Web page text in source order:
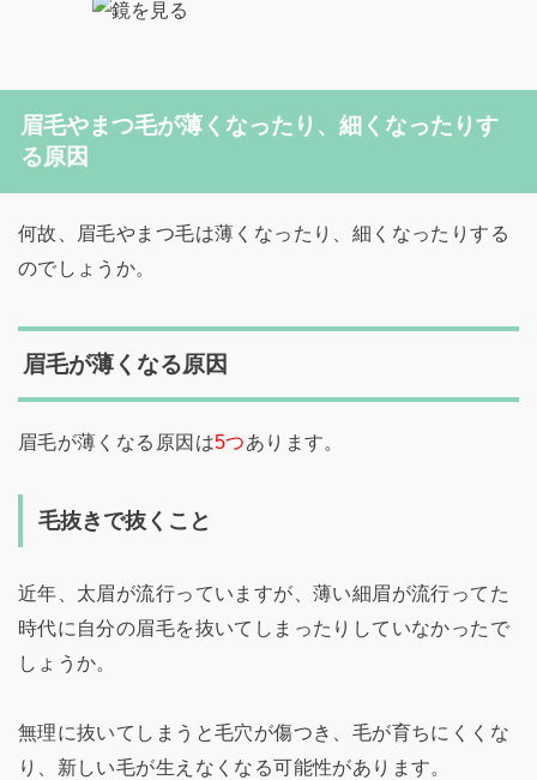
眉毛やまつ毛が薄くなったり、細くなったりす
る原因
何故、眉毛やまつ毛は薄くなったり、細くなったりする
のでしょうか。
眉毛が薄くなる原因
眉毛が薄くなる原因は5つあります。
毛抜きで抜くこと
近年、太眉が流行っていますが、薄い細眉が流行ってた
時代に自分の眉毛を抜いてしまったりしていなかったで
しょうか。
無理に抜いてしまうと毛穴が傷つき、毛が育ちにくくな
り、新しい毛が生えなくなる可能性があります。